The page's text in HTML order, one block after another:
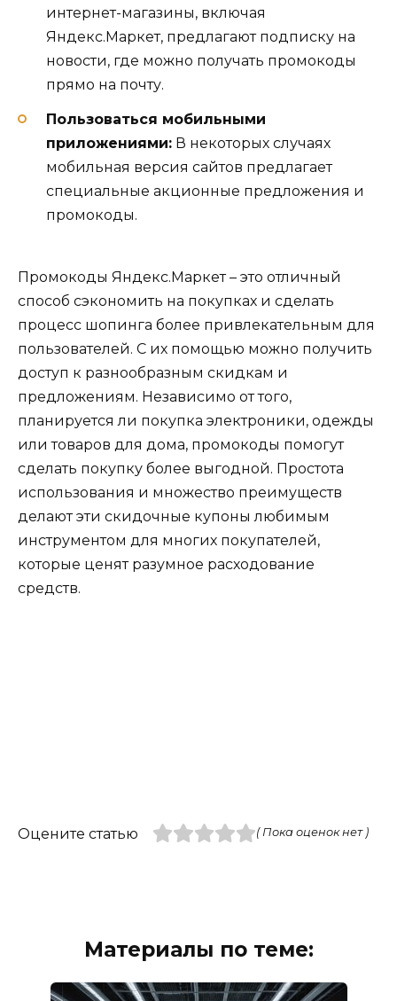
интернет-магазины, включая
Яндекс.Маркет, предлагают подписку на
новости, где можно получать промокоды
прямо на почту.
Пользоваться мобильными
приложениями: В некоторых случаях
мобильная версия сайтов предлагает
специальные акционные предложения и
промокоды.
Промокоды Яндекс.Маркет – это отличный
способ сэкономить на покупках и сделать
процесс шопинга более привлекательным для
пользователей. С их помощью можно получить
доступ к разнообразным скидкам и
предложениям. Независимо от того,
планируется ли покупка электроники, одежды
или товаров для дома, промокоды помогут
сделать покупку более выгодной. Простота
использования и множество преимуществ
делают эти скидочные купоны любимым
инструментом для многих покупателей,
которые ценят разумное расходование
средств.
Оцените статью ( Пока оценок нет )
Материалы по теме: